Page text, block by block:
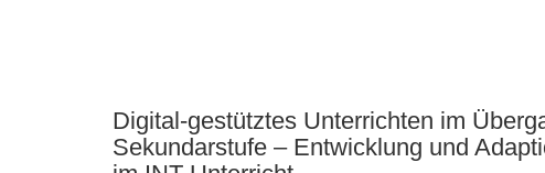
Digital-gestütztes Unterrichten im
Sekundarstufe – Entwicklung und